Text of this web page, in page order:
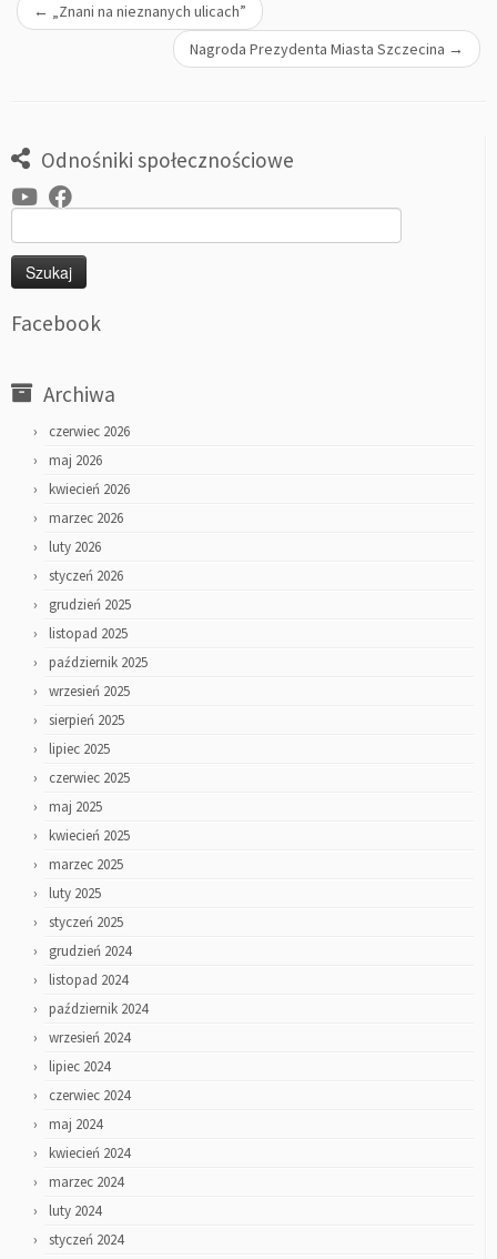
← „Znani na nieznanych ulicach”
Nagroda Prezydenta Miasta Szczecina →
Odnośniki społecznościowe
Facebook
Archiwa
czerwiec 2026
maj 2026
kwiecień 2026
marzec 2026
luty 2026
styczeń 2026
grudzień 2025
listopad 2025
październik 2025
wrzesień 2025
sierpień 2025
lipiec 2025
czerwiec 2025
maj 2025
kwiecień 2025
marzec 2025
luty 2025
styczeń 2025
grudzień 2024
listopad 2024
październik 2024
wrzesień 2024
lipiec 2024
czerwiec 2024
maj 2024
kwiecień 2024
marzec 2024
luty 2024
styczeń 2024